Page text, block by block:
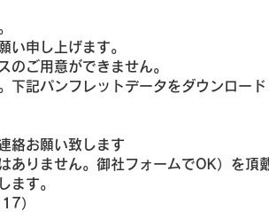
申し上げます。
ご用意ができません。
記パンフレットデータをダウンロー
絡お願い致します
りません。御社フォームでOK）を頂
ます。
）